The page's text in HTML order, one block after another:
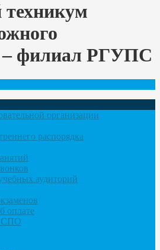
техникум
– филиал РГУПС
организации
распорядка
аудиторий
оплате
СПО